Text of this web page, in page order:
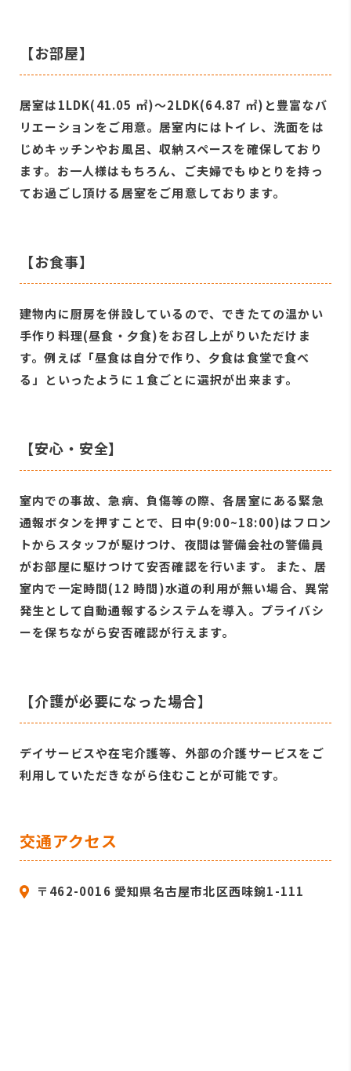
【お部屋】
居室は1LDK(41.05 ㎡)〜2LDK(64.87 ㎡)と豊富なバ
リエーションをご⽤意。居室内にはトイレ、洗⾯をは
じめキッチンやお⾵呂、収納スペースを確保しており
ます。お⼀⼈様はもちろん、ご夫婦でもゆとりを持っ
てお過ごし頂ける居室をご⽤意しております。
【お⾷事】
建物内に厨房を併設しているので、できたての温かい
⼿作り料理(昼⾷・⼣⾷)をお召し上がりいただけま
す。例えば「昼⾷は⾃分で作り、⼣⾷は⾷堂で⾷べ
る」といったように１⾷ごとに選択が出来ます。
【安⼼・安全】
室内での事故、急病、負傷等の際、各居室にある緊急
通報ボタンを押すことで、⽇中(9:00~18:00)はフロン
トからスタッフが駆けつけ、夜間は警備会社の警備員
がお部屋に駆けつけて安否確認を⾏います。 また、居
室内で⼀定時間(12 時間)⽔道の利⽤が無い場合、異常
発⽣として⾃動通報するシステムを導⼊。プライバシ
ーを保ちながら安否確認が⾏えます。
【介護が必要になった場合】
デイサービスや在宅介護等、外部の介護サービスをご
利⽤していただきながら住むことが可能です。
交通アクセス
〒462-0016 愛知県名古屋市北区西味鋺1-111